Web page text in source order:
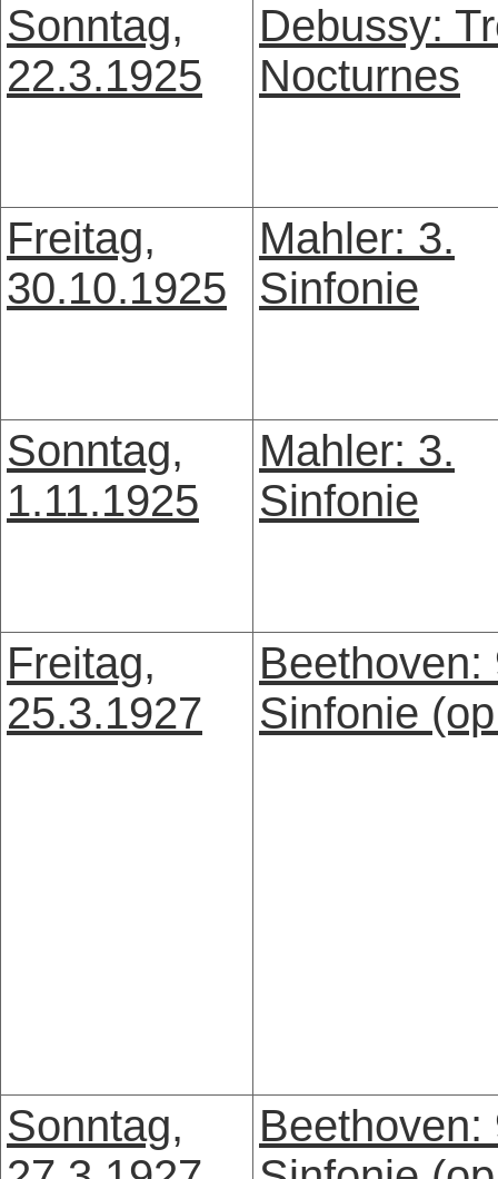
Sonntag,
22.3.1925
Debussy:
Nocturnes
Freitag,
30.10.1925
Mahler: 3.
Sinfonie
Sonntag,
1.11.1925
Mahler: 3.
Sinfonie
Freitag,
25.3.1927
Beethoven:
Sinfonie
Sonntag,
Beethoven: